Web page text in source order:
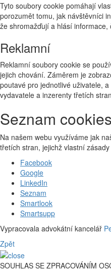
Tyto soubory cookie pomáhají
porozumět tomu, jak návštěvníci
že shromažďují a hlásí informace,
Reklamní
Reklamní soubory cookie se
jejich chování. Záměrem je
poutavé pro jednotlivé uživatele,
vydavatele a inzerenty třetích
Seznam cookies
Na našem webu využíváme jak
třetích stran, jejichž vlastní
Facebook
Google
LinkedIn
Seznam
Smartlook
Smartsupp
Vypracovala advokátní kancelář
Zpět
SOUHLAS SE ZPRACOVÁNÍM